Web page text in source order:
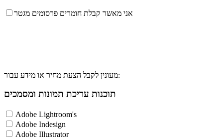
אני מאשר קבלת חומרים פרסומים מגטר
מעונין לקבל הצעת מחיר או מידע עבור:
תוכנות עריכת תמונות ומסמכים
Adobe Lightroom's
Adobe Indesign
Adobe Illustrator